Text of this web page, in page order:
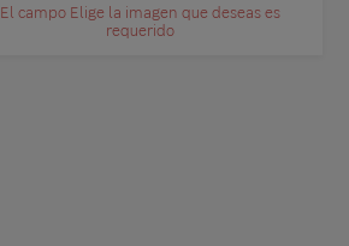
El campo Elige la imagen que deseas es
requerido